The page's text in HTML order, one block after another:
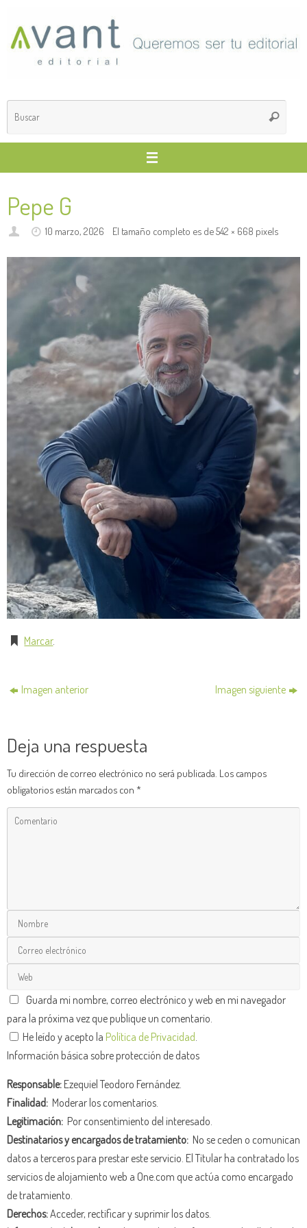
contenido
Buscar
Pepe G
10 marzo, 2026 El tamaño completo es de542 × 668 pixels
Marcar.
Imagen anterior Imagen siguiente
Deja una respuesta
Tu dirección de correo electrónico no será publicada. Los campos
obligatorios están marcados con *
Guarda mi nombre, correo electrónico y web en mi navegador
para la próxima vez que publique un comentario.
He leído y acepto la Política de Privacidad.
Información básica sobre protección de datos
Responsable:Ezequiel Teodoro Fernández.
Finalidad: Moderar los comentarios.
Legitimación: Por consentimiento del interesado.
Destinatarios y encargados de tratamiento: No se ceden o comunican
datos a terceros para prestar este servicio. El Titular ha contratado los
servicios de alojamiento web a One.com que actúa como encargado
de tratamiento.
Derechos:Acceder, rectificar y suprimir los datos.